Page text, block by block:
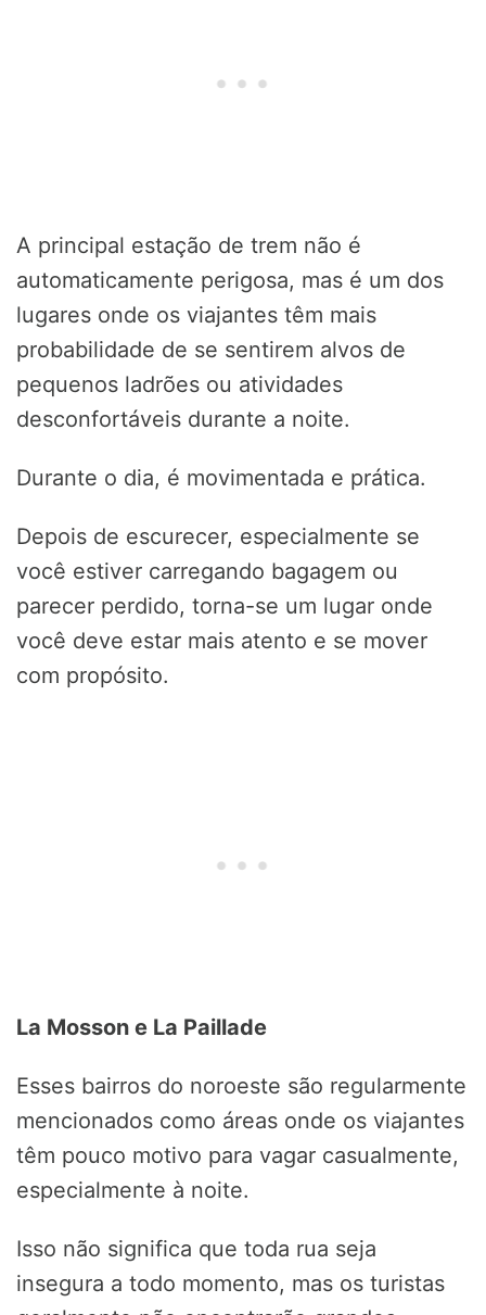
A principal estação de trem não é
automaticamente perigosa, mas é um dos
lugares onde os viajantes têm mais
probabilidade de se sentirem alvos de
pequenos ladrões ou atividades
desconfortáveis durante a noite.
Durante o dia, é movimentada e prática.
Depois de escurecer, especialmente se
você estiver carregando bagagem ou
parecer perdido, torna-se um lugar onde
você deve estar mais atento e se mover
com propósito.
La Mosson e La Paillade
Esses bairros do noroeste são regularmente
mencionados como áreas onde os viajantes
têm pouco motivo para vagar casualmente,
especialmente à noite.
Isso não significa que toda rua seja
insegura a todo momento, mas os turistas